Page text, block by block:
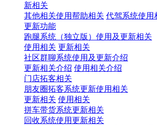
新相关
其他相关使用帮助相关 代驾系统使用
更新功能
跑腿系统（独立版）使用及更新相关
使用相关 更新相关
社区群聊系统使用及更新介绍
更新相关介绍 使用相关介绍
门店拓客相关
朋友圈拓客系统更新使用相关
更新相关 使用相关
拼车带货系统更新相关
回收系统使用更新相关